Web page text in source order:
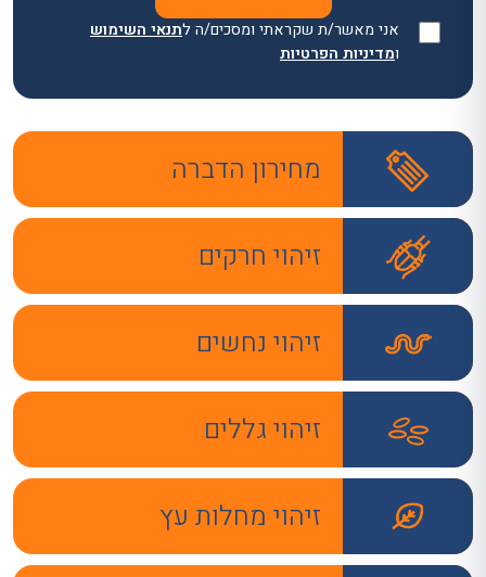
אני מאשר/ת שקראתי ומסכים/ה לתנאי השימוש
ומדיניות הפרטיות
מחירון הדברה
זיהוי חרקים
זיהוי נחשים
זיהוי גללים
זיהוי מחלות עץ